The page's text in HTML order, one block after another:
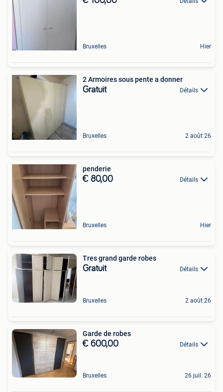
Bruxelles Hier
2 Armoires sous pente a donner
Gratuit Détails
Bruxelles 2 août 26
penderie
€ 80,00 Détails
Bruxelles Hier
Tres grand garde robes
Gratuit Détails
Bruxelles 2 août 26
Garde de robes
€ 600,00 Détails
Bruxelles 26 juil. 26